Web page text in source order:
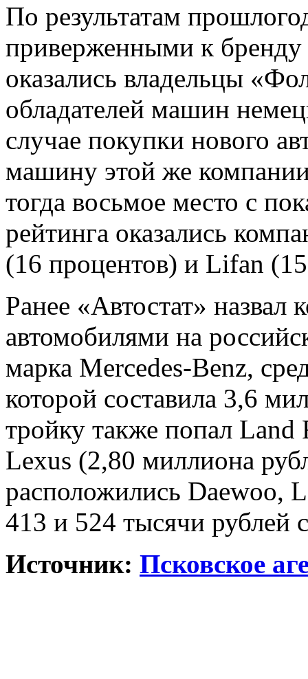
По результатам
приверженными к бренду
оказались владельцы
обладателей машин
случае покупки нового
машину этой же
тогда восьмое место с
рейтинга оказались
(16 процентов) и Lifan
Ранее «Автостат»
автомобилями на
марка Mercedes-Benz,
которой составила 3,6
тройку также попал
Lexus (2,80 миллиона
расположились Daewoo,
413 и 524 тысячи рублей
Источник: Псковское